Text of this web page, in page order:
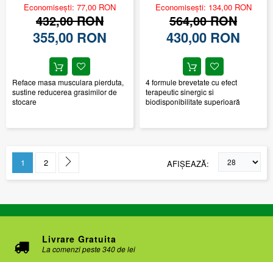
Economisești: 77,00 RON
432,00 RON
355,00 RON
Reface masa musculara pierduta,
sustine reducerea grasimilor de
stocare
Economisești: 134,00 RON
564,00 RON
430,00 RON
4 formule brevetate cu efect
terapeutic sinergic si
biodisponibilitate superioară
AFIŞEAZĂ
1 2
Livrare Gratuita
La comenzi peste 340 de lei